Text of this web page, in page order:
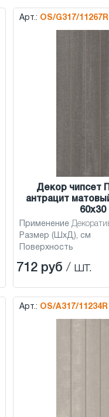
Арт.: OS/G317/11267R
Декор чипсет
антрацит
60x30
Применение
Размер (ШхД), см
Поверхность
712 руб / шт.
Арт.: OS/A317/11234R